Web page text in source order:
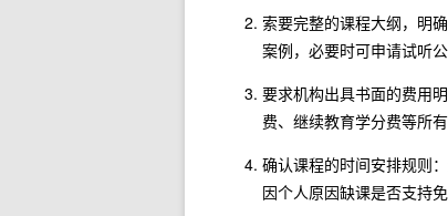
索要完整的课程大纲，明
案例，必要时可申请试听公
要求机构出具书面的费用
费、继续教育学分费等所
确认课程的时间安排规则
因个人原因缺课是否支持免